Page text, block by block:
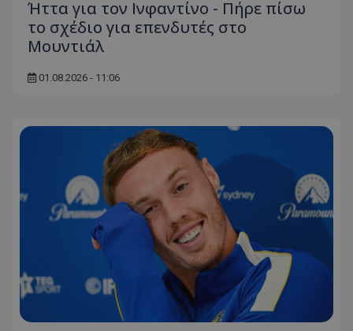
Ήττα για τον Ινφαντίνο - Πήρε πίσω
το σχέδιο για επενδυτές στο
Μουντιάλ
01.08.2026 - 11:06